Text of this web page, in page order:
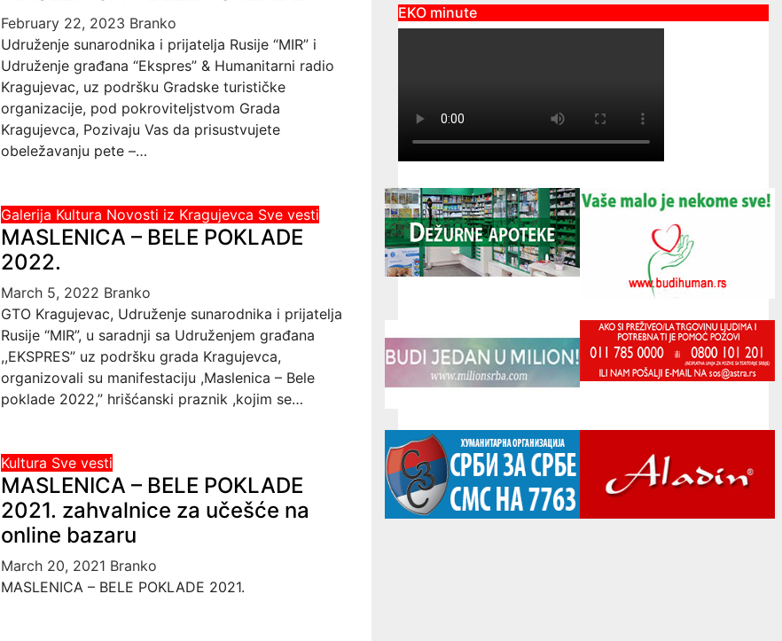
February 22, 2023 Branko
Udruženje sunarodnika i prijatelja Rusije “MIR” i
Udruženje građana “Ekspres” & Humanitarni radio
Kragujevac, uz podršku Gradske turističke
organizacije, pod pokroviteljstvom Grada
Kragujevca, Pozivaju Vas da prisustvujete
obeležavanju pete –…
Galerija Kultura Novosti iz Kragujevca Sve vesti
MASLENICA – BELE POKLADE
2022.
March 5, 2022 Branko
GTO Kragujevac, Udruženje sunarodnika i prijatelja
Rusije “MIR”, u saradnji sa Udruženjem građana
,,EKSPRES” uz podršku grada Kragujevca,
organizovali su manifestaciju ,Maslenica – Bele
poklade 2022,” hrišćanski praznik ,kojim se…
Kultura Sve vesti
MASLENICA – BELE POKLADE
2021. zahvalnice za učešće na
online bazaru
March 20, 2021 Branko
MASLENICA – BELE POKLADE 2021.
EKO minute